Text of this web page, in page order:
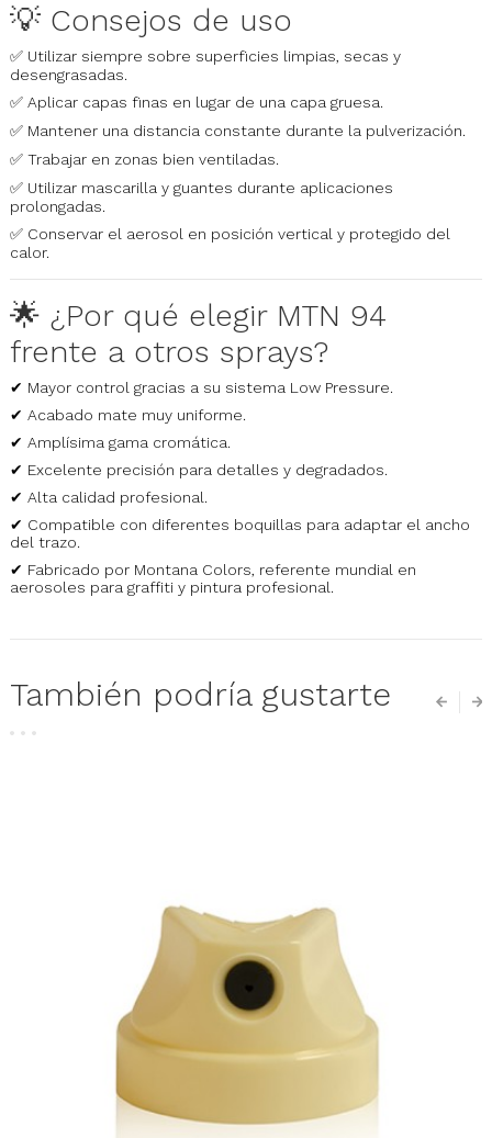
💡 Consejos de uso
✅ Utilizar siempre sobre superficies limpias, secas y
desengrasadas.
✅ Aplicar capas finas en lugar de una capa gruesa.
✅ Mantener una distancia constante durante la pulverización.
✅ Trabajar en zonas bien ventiladas.
✅ Utilizar mascarilla y guantes durante aplicaciones
prolongadas.
✅ Conservar el aerosol en posición vertical y protegido del
calor.
🌟 ¿Por qué elegir MTN 94
frente a otros sprays?
✔ Mayor control gracias a su sistema Low Pressure.
✔ Acabado mate muy uniforme.
✔ Amplísima gama cromática.
✔ Excelente precisión para detalles y degradados.
✔ Alta calidad profesional.
✔ Compatible con diferentes boquillas para adaptar el ancho
del trazo.
✔ Fabricado por Montana Colors, referente mundial en
aerosoles para graffiti y pintura profesional.
También podría gustarte